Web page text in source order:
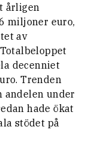
årligen
miljoner euro,
av
decenniet
Trenden
andelen under
hade ökat
stödet på